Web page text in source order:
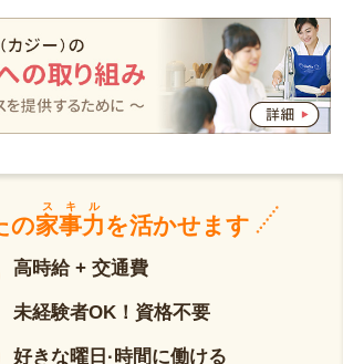
の家事力
スキル
を活かせます
高時給 + 交通費
未経験者OK！資格不要
好きな曜日·時間に働ける